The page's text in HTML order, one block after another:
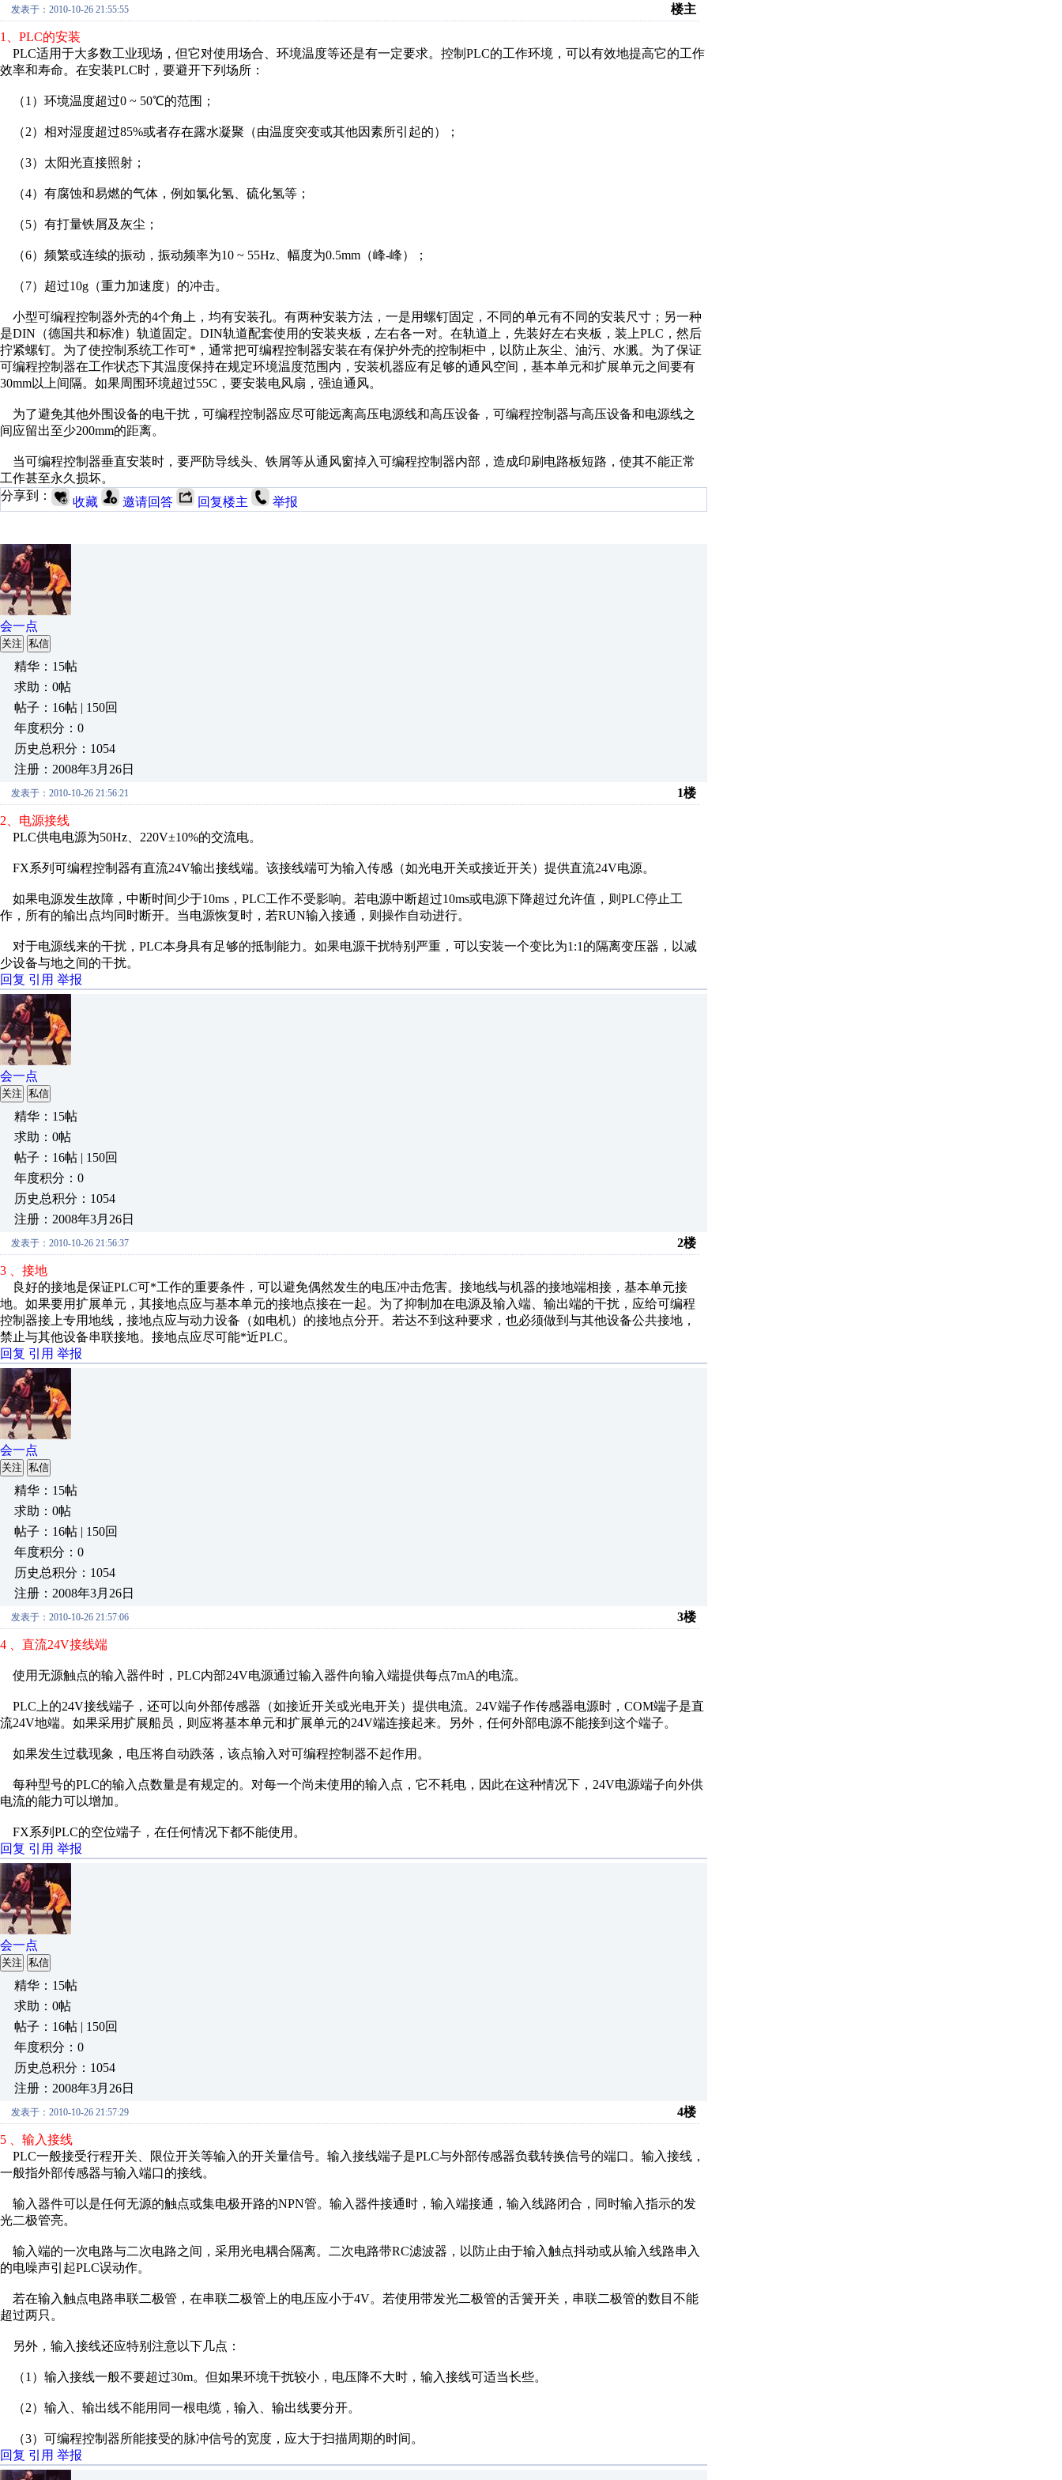
发表于：2010-10-26 21:55:55 楼主
1、PLC的安装
PLC适用于大多数工业现场，但它对使用场合、环境温度等还是有一定要求。控制PLC的工作环境，可以有效地提高它的工作
效率和寿命。在安装PLC时，要避开下列场所：
（1）环境温度超过0 ~ 50℃的范围；
（2）相对湿度超过85%或者存在露水凝聚（由温度突变或其他因素所引起的）；
（3）太阳光直接照射；
（4）有腐蚀和易燃的气体，例如氯化氢、硫化氢等；
（5）有打量铁屑及灰尘；
（6）频繁或连续的振动，振动频率为10 ~ 55Hz、幅度为0.5mm（峰-峰）；
（7）超过10g（重力加速度）的冲击。
小型可编程控制器外壳的4个角上，均有安装孔。有两种安装方法，一是用螺钉固定，不同的单元有不同的安装尺寸；另一种
是DIN（德国共和标准）轨道固定。DIN轨道配套使用的安装夹板，左右各一对。在轨道上，先装好左右夹板，装上PLC，然后
拧紧螺钉。为了使控制系统工作可*，通常把可编程控制器安装在有保护外壳的控制柜中，以防止灰尘、油污、水溅。为了保证
可编程控制器在工作状态下其温度保持在规定环境温度范围内，安装机器应有足够的通风空间，基本单元和扩展单元之间要有
30mm以上间隔。如果周围环境超过55C，要安装电风扇，强迫通风。
为了避免其他外围设备的电干扰，可编程控制器应尽可能远离高压电源线和高压设备，可编程控制器与高压设备和电源线之
间应留出至少200mm的距离。
当可编程控制器垂直安装时，要严防导线头、铁屑等从通风窗掉入可编程控制器内部，造成印刷电路板短路，使其不能正常
工作甚至永久损坏。
分享到：
收藏 邀请回答 回复楼主 举报
会一点
关注 私信
精华：15帖
求助：0帖
帖子：16帖 | 150回
年度积分：0
历史总积分：1054
注册：2008年3月26日
发表于：2010-10-26 21:56:21 1楼
2、电源接线
PLC供电电源为50Hz、220V±10%的交流电。
FX系列可编程控制器有直流24V输出接线端。该接线端可为输入传感（如光电开关或接近开关）提供直流24V电源。
如果电源发生故障，中断时间少于10ms，PLC工作不受影响。若电源中断超过10ms或电源下降超过允许值，则PLC停止工
作，所有的输出点均同时断开。当电源恢复时，若RUN输入接通，则操作自动进行。
对于电源线来的干扰，PLC本身具有足够的抵制能力。如果电源干扰特别严重，可以安装一个变比为1:1的隔离变压器，以减
少设备与地之间的干扰。
回复 引用 举报
会一点
关注 私信
精华：15帖
求助：0帖
帖子：16帖 | 150回
年度积分：0
历史总积分：1054
注册：2008年3月26日
发表于：2010-10-26 21:56:37 2楼
3 、接地
良好的接地是保证PLC可*工作的重要条件，可以避免偶然发生的电压冲击危害。接地线与机器的接地端相接，基本单元接
地。如果要用扩展单元，其接地点应与基本单元的接地点接在一起。为了抑制加在电源及输入端、输出端的干扰，应给可编程
控制器接上专用地线，接地点应与动力设备（如电机）的接地点分开。若达不到这种要求，也必须做到与其他设备公共接地，
禁止与其他设备串联接地。接地点应尽可能*近PLC。
回复 引用 举报
会一点
关注 私信
精华：15帖
求助：0帖
帖子：16帖 | 150回
年度积分：0
历史总积分：1054
注册：2008年3月26日
发表于：2010-10-26 21:57:06 3楼
4 、直流24V接线端
使用无源触点的输入器件时，PLC内部24V电源通过输入器件向输入端提供每点7mA的电流。
PLC上的24V接线端子，还可以向外部传感器（如接近开关或光电开关）提供电流。24V端子作传感器电源时，COM端子是直
流24V地端。如果采用扩展船员，则应将基本单元和扩展单元的24V端连接起来。另外，任何外部电源不能接到这个端子。
如果发生过载现象，电压将自动跌落，该点输入对可编程控制器不起作用。
每种型号的PLC的输入点数量是有规定的。对每一个尚未使用的输入点，它不耗电，因此在这种情况下，24V电源端子向外供
电流的能力可以增加。
FX系列PLC的空位端子，在任何情况下都不能使用。
回复 引用 举报
会一点
关注 私信
精华：15帖
求助：0帖
帖子：16帖 | 150回
年度积分：0
历史总积分：1054
注册：2008年3月26日
发表于：2010-10-26 21:57:29 4楼
5 、输入接线
PLC一般接受行程开关、限位开关等输入的开关量信号。输入接线端子是PLC与外部传感器负载转换信号的端口。输入接线，
一般指外部传感器与输入端口的接线。
输入器件可以是任何无源的触点或集电极开路的NPN管。输入器件接通时，输入端接通，输入线路闭合，同时输入指示的发
光二极管亮。
输入端的一次电路与二次电路之间，采用光电耦合隔离。二次电路带RC滤波器，以防止由于输入触点抖动或从输入线路串入
的电噪声引起PLC误动作。
若在输入触点电路串联二极管，在串联二极管上的电压应小于4V。若使用带发光二极管的舌簧开关，串联二极管的数目不能
超过两只。
另外，输入接线还应特别注意以下几点：
（1）输入接线一般不要超过30m。但如果环境干扰较小，电压降不大时，输入接线可适当长些。
（2）输入、输出线不能用同一根电缆，输入、输出线要分开。
（3）可编程控制器所能接受的脉冲信号的宽度，应大于扫描周期的时间。
回复 引用 举报